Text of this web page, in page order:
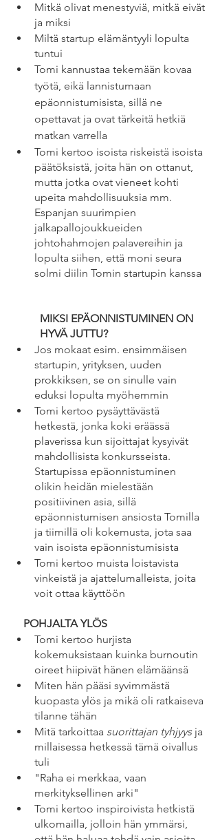
Mitkä olivat menestyviä, mitkä eivät
ja miksi
Miltä startup elämäntyyli lopulta
tuntui
Tomi kannustaa tekemään kovaa
työtä, eikä lannistumaan
epäonnistumisista, sillä ne
opettavat ja ovat tärkeitä hetkiä
matkan varrella
Tomi kertoo isoista riskeistä isoista
päätöksistä, joita hän on ottanut,
mutta jotka ovat vieneet kohti
upeita mahdollisuuksia mm.
Espanjan suurimpien
jalkapallojoukkueiden
johtohahmojen palavereihin ja
lopulta siihen, että moni seura
solmi diilin Tomin startupin kanssa
MIKSI EPÄONNISTUMINEN ON
HYVÄ JUTTU?
Jos mokaat esim. ensimmäisen
startupin, yrityksen, uuden
prokkiksen, se on sinulle vain
eduksi lopulta myöhemmin
Tomi kertoo pysäyttävästä
hetkestä, jonka koki eräässä
plaverissa kun sijoittajat kysyivät
mahdollisista konkursseista.
Startupissa epäonnistuminen
olikin heidän mielestään
positiivinen asia, sillä
epäonnistumisen ansiosta Tomilla
ja tiimillä oli kokemusta, jota saa
vain isoista epäonnistumisista
Tomi kertoo muista loistavista
vinkeistä ja ajattelumalleista, joita
voit ottaa käyttöön
    POHJALTA YLÖS
Tomi kertoo hurjista
kokemuksistaan kuinka burnoutin
oireet hiipivät hänen elämäänsä
Miten hän pääsi syvimmästä
kuopasta ylös ja mikä oli ratkaiseva
tilanne tähän
Mitä tarkoittaa suorittajan tyhjyys ja
millaisessa hetkessä tämä oivallus
tuli
"Raha ei merkkaa, vaan
merkityksellinen arki"
Tomi kertoo inspiroivista hetkistä
ulkomailla, jolloin hän ymmärsi,